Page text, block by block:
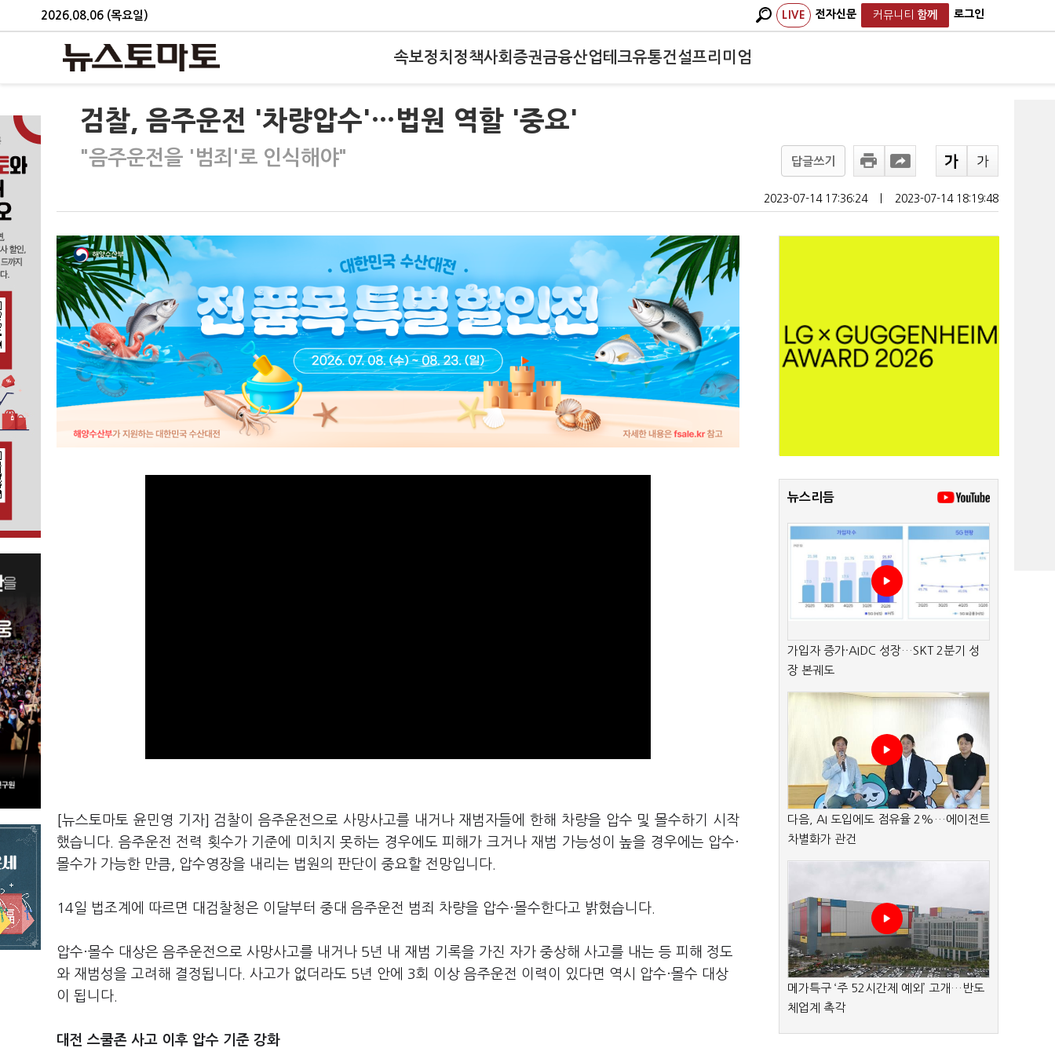
2026.08.06 (목요일) LIVE 전자신문 커뮤니티 함께 로그인
속보정치 정책사회 증권금융산업테크유통건설프리미엄
검찰, 음주운전 '차량압수'…법원 역할 '중요'
"음주운전을 '범죄'로 인식해야" 답글쓰기
2023-07-14 17:36:24 2023-07-14 18:19:48
[뉴스토마토 윤민영 기자] 검찰이 음주운전으로 사망사고를 내거나 재범자들에 한해 차량을 압수 및 몰수하기 시작
했습니다. 음주운전 전력 횟수가 기준에 미치지 못하는 경우에도 피해가 크거나 재범 가능성이 높을 경우에는 압수·
몰수가 가능한 만큼, 압수영장을 내리는 법원의 판단이 중요할 전망입니다.
14일 법조계에 따르면 대검찰청은 이달부터 중대 음주운전 범죄 차량을 압수·몰수한다고 밝혔습니다.
압수·몰수 대상은 음주운전으로 사망사고를 내거나 5년 내 재범 기록을 가진 자가 중상해 사고를 내는 등 피해 정도
와 재범성을 고려해 결정됩니다. 사고가 없더라도 5년 안에 3회 이상 음주운전 이력이 있다면 역시 압수·몰수 대상
이 됩니다.
대전 스쿨존 사고 이후 압수 기준 강화
뉴스리듬
가입자 증가·AIDC 성장…SKT 2분기 성
장 본궤도
다음, AI 도입에도 점유율 2%…에이전트
차별화가 관건
메가특구 ‘주 52시간제 예외’ 고개…반도
체업계 촉각